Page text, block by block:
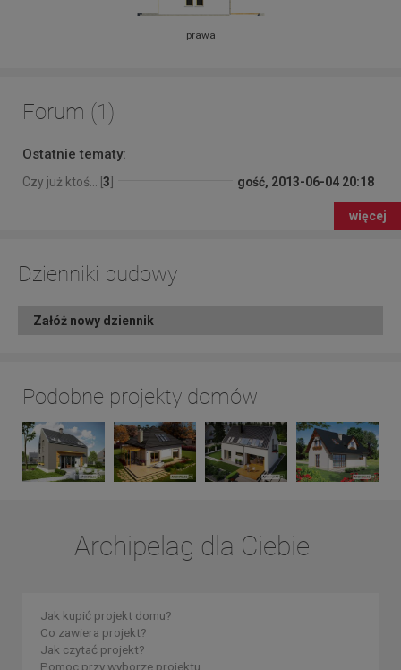
prawa
Forum (1)
Ostatnie tematy:
Czy już ktoś... [ 3 gość, 2013-06-04 20:18
więcej
Dzienniki budowy
Załóż nowy dziennik
Podobne projekty domów
Archipelag dla Ciebie
Jak kupić projekt domu?
Co zawiera projekt?
Jak czytać projekt?
Pomoc przy wyborze projektu